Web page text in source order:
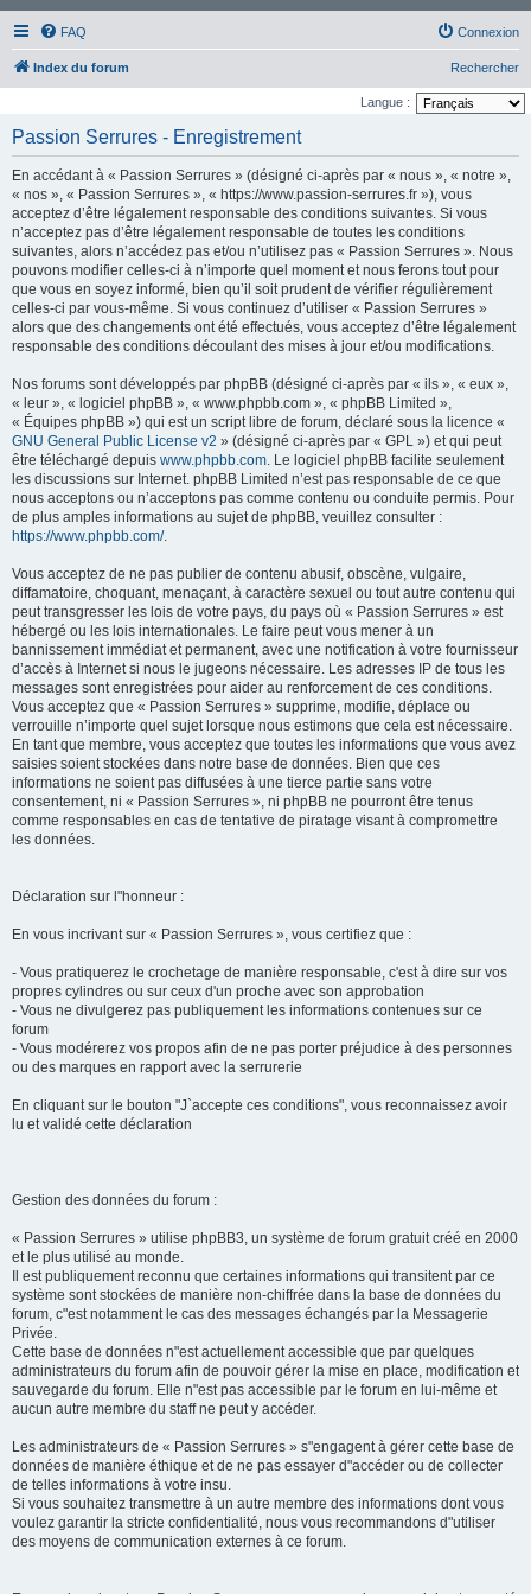
FAQ Connexion
Index du forum Rechercher
Langue :
Passion Serrures - Enregistrement
En accédant à « Passion Serrures » (désigné ci-après par « nous », « notre »,
« nos », « Passion Serrures », « https://www.passion-serrures.fr »), vous
acceptez d’être légalement responsable des conditions suivantes. Si vous
n’acceptez pas d’être légalement responsable de toutes les conditions
suivantes, alors n’accédez pas et/ou n’utilisez pas « Passion Serrures ». Nous
pouvons modifier celles-ci à n’importe quel moment et nous ferons tout pour
que vous en soyez informé, bien qu’il soit prudent de vérifier régulièrement
celles-ci par vous-même. Si vous continuez d’utiliser « Passion Serrures »
alors que des changements ont été effectués, vous acceptez d’être légalement
responsable des conditions découlant des mises à jour et/ou modifications.
Nos forums sont développés par phpBB (désigné ci-après par « ils », « eux »,
« leur », « logiciel phpBB », « www.phpbb.com », « phpBB Limited »,
« Équipes phpBB ») qui est un script libre de forum, déclaré sous la licence «
GNU General Public License v2 » (désigné ci-après par « GPL ») et qui peut
être téléchargé depuis www.phpbb.com. Le logiciel phpBB facilite seulement
les discussions sur Internet. phpBB Limited n’est pas responsable de ce que
nous acceptons ou n’acceptons pas comme contenu ou conduite permis. Pour
de plus amples informations au sujet de phpBB, veuillez consulter :
https://www.phpbb.com/.
Vous acceptez de ne pas publier de contenu abusif, obscène, vulgaire,
diffamatoire, choquant, menaçant, à caractère sexuel ou tout autre contenu qui
peut transgresser les lois de votre pays, du pays où « Passion Serrures » est
hébergé ou les lois internationales. Le faire peut vous mener à un
bannissement immédiat et permanent, avec une notification à votre fournisseur
d’accès à Internet si nous le jugeons nécessaire. Les adresses IP de tous les
messages sont enregistrées pour aider au renforcement de ces conditions.
Vous acceptez que « Passion Serrures » supprime, modifie, déplace ou
verrouille n’importe quel sujet lorsque nous estimons que cela est nécessaire.
En tant que membre, vous acceptez que toutes les informations que vous avez
saisies soient stockées dans notre base de données. Bien que ces
informations ne soient pas diffusées à une tierce partie sans votre
consentement, ni « Passion Serrures », ni phpBB ne pourront être tenus
comme responsables en cas de tentative de piratage visant à compromettre
les données.
Déclaration sur l"honneur :
En vous incrivant sur « Passion Serrures », vous certifiez que :
- Vous pratiquerez le crochetage de manière responsable, c'est à dire sur vos
propres cylindres ou sur ceux d'un proche avec son approbation
- Vous ne divulgerez pas publiquement les informations contenues sur ce
forum
- Vous modérerez vos propos afin de ne pas porter préjudice à des personnes
ou des marques en rapport avec la serrurerie
En cliquant sur le bouton "J`accepte ces conditions", vous reconnaissez avoir
lu et validé cette déclaration
Gestion des données du forum :
« Passion Serrures » utilise phpBB3, un système de forum gratuit créé en 2000
et le plus utilisé au monde.
Il est publiquement reconnu que certaines informations qui transitent par ce
système sont stockées de manière non-chiffrée dans la base de données du
forum, c"est notamment le cas des messages échangés par la Messagerie
Privée.
Cette base de données n"est actuellement accessible que par quelques
administrateurs du forum afin de pouvoir gérer la mise en place, modification et
sauvegarde du forum. Elle n"est pas accessible par le forum en lui-même et
aucun autre membre du staff ne peut y accéder.
Les administrateurs de « Passion Serrures » s"engagent à gérer cette base de
données de manière éthique et de ne pas essayer d"accéder ou de collecter
de telles informations à votre insu.
Si vous souhaitez transmettre à un autre membre des informations dont vous
voulez garantir la stricte confidentialité, nous vous recommandons d"utiliser
des moyens de communication externes à ce forum.